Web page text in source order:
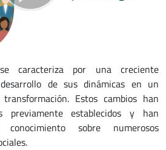
caracteriza por una creciente
de sus dinámicas en un
Estos cambios han
previamente establecidos y han
sobre numerosos